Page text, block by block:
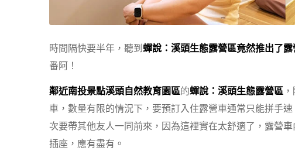
時間隔快要半年，聽到蟬說：溪頭生態露營區竟然推出了
番阿！
鄰近南投景點溪頭自然教育園區的蟬說：溪頭生態露營區，
車，數量有限的情況下，要預訂入住露營車通常只能拼手
次要帶其他友人一同前來，因為這裡實在太舒適了，露營
插座，應有盡有。